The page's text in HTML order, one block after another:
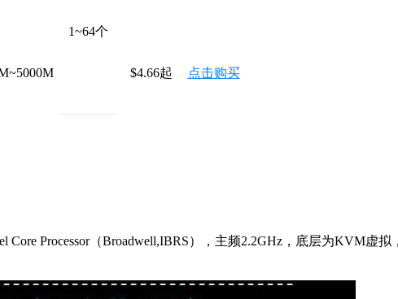
1~64个
$4.66起 点击购买
Processor（Broadwell,IBRS），主频2.2GHz，底层为KVM虚